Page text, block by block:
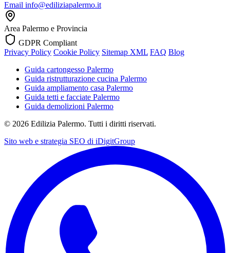
Email info@ediliziapalermo.it
Area Palermo e Provincia
GDPR Compliant
Privacy Policy Cookie Policy Sitemap XML FAQ Blog
Guida cartongesso Palermo
Guida ristrutturazione cucina Palermo
Guida ampliamento casa Palermo
Guida tetti e facciate Palermo
Guida demolizioni Palermo
© 2026 Edilizia Palermo. Tutti i diritti riservati.
Sito web e strategia SEO di iDigitGroup